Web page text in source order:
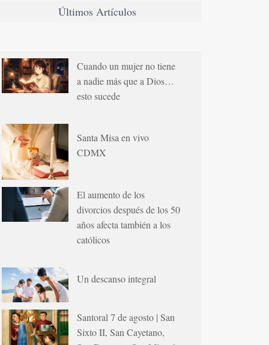
Últimos Artículos
Cuando un mujer no tiene
a nadie más que a Dios…
esto sucede
Santa Misa en vivo
CDMX
El aumento de los
divorcios después de los 50
años afecta también a los
católicos
Un descanso integral
Santoral 7 de agosto | San
Sixto II, San Cayetano,